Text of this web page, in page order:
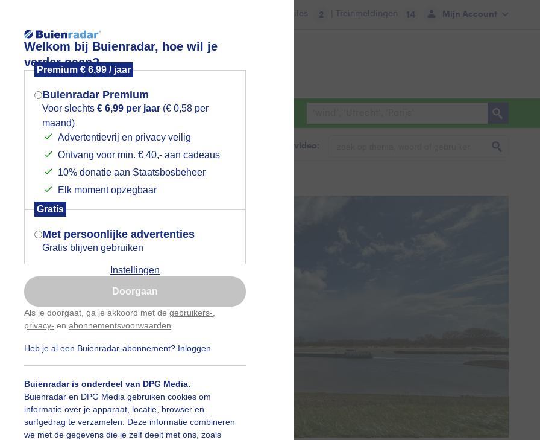
Welkom bij Buienradar, hoe wil je
verder gaan?
Premium € 6,99 / jaar
Buienradar Premium
Voor slechts € 6,99 per jaar (€ 0,58 per
maand)
Advertentievrij en privacy veilig
Ontvang voor min. € 40,- aan cadeaus
10% donatie aan Staatsbosbeheer
Elk moment opzegbaar
Gratis
Met persoonlijke advertenties
Gratis blijven gebruiken
Instellingen
Doorgaan
Als je doorgaat, ga je akkoord met de gebruikers-
privacy- en abonnementsvoorwaarden
Heb je al een Buienradar-abonnement? Inloggen
Buienradar is onderdeel van DPG Media.
Buienradar en DPG Media gebruiken cookies om
informatie over je apparaat, locatie, browser en
surfgedrag te verzamelen. Deze informatie combineren
we met de gegevens die je zelf deelt met ons, zoals
Mijn Account
Files 2 | Treinmeldingen 14
Foto en video Weerzine
Zoeken in foto & video:
Mogen we je locatie gebruiken voor
het weer?
Indien je hier nog geen akkoord op hebt
gegeven, verschijnt er zo een pop-up uit
je browser waarin deze toestemming
gevraagd wordt.
Is goed, toon de popup
Nu niet, misschien later
Gebruik je Safari en wil je niet elke dag deze pop-up
Klikhierom dit aan te passen